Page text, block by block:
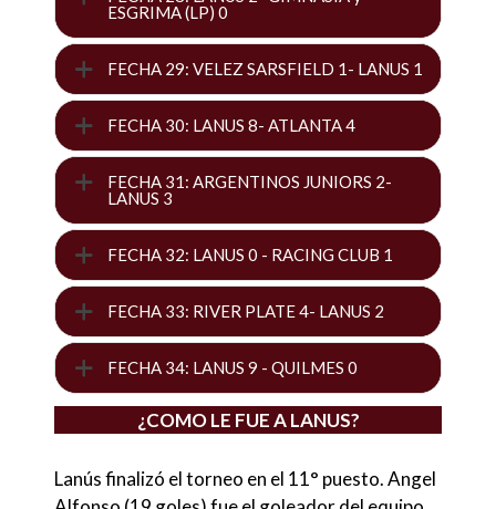
ESGRIMA (LP) 0
FECHA 29: VELEZ SARSFIELD 1- LANUS 1
FECHA 30: LANUS 8- ATLANTA 4
FECHA 31: ARGENTINOS JUNIORS 2-
LANUS 3
FECHA 32: LANUS 0 - RACING CLUB 1
FECHA 33: RIVER PLATE 4- LANUS 2
FECHA 34: LANUS 9 - QUILMES 0
¿COMO LE FUE A LANUS?
Lanús finalizó el torneo en el 11° puesto. Angel